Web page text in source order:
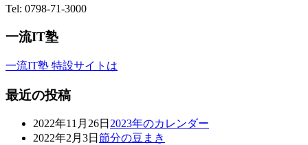
Tel: 0798-71-3000
一流IT塾
一流IT塾 特設サイトは
最近の投稿
2022年11月26日 2023年のカレンダー
2022年2月3日 節分の豆まき